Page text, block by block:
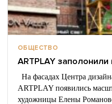
ОБЩЕСТВО
ARTPLAY заполонили
На фасадах Центра
ARTPLAY появились
художницы Елены